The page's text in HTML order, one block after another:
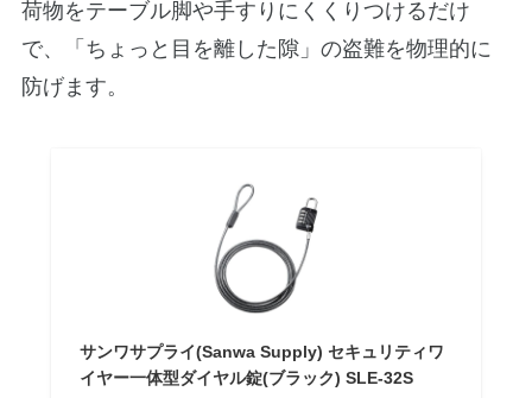
荷物をテーブル脚や手すりにくくりつけるだけ
で、「ちょっと目を離した隙」の盗難を物理的に
防げます。
サンワサプライ(Sanwa Supply) セキュリティワ
イヤー一体型ダイヤル錠(ブラック) SLE-32S